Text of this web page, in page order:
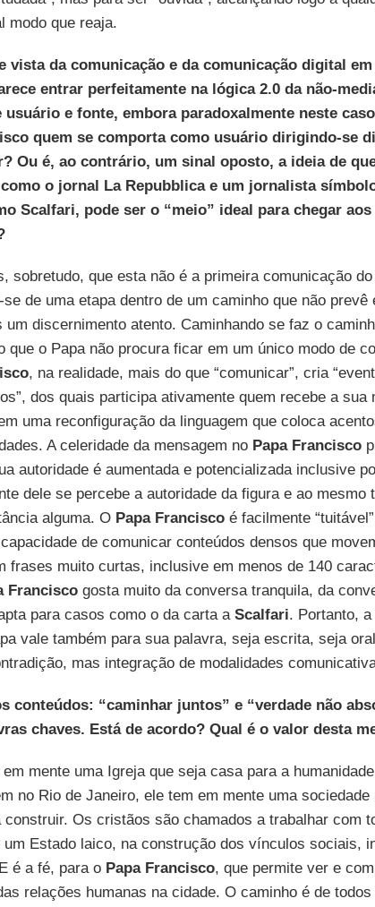
modo que reaja.
vista da comunicação e da comunicação digital
entrar perfeitamente na lógica 2.0 da não-
usuário e fonte, embora paradoxalmente neste
quem se comporta como usuário dirigindo-se
Ou é, ao contrário, um sinal oposto, a ideia de
o jornal La Repubblica e um jornalista
Scalfari, pode ser o “meio” ideal para chegar
sobretudo, que esta não é a primeira comunicação
se de uma etapa dentro de um caminho que não prevê
um discernimento atento. Caminhando se faz o
que o Papa não procura ficar em um único modo de
, na realidade, mais do que “comunicar”, cria
dos quais participa ativamente quem recebe a sua
uma reconfiguração da linguagem que coloca
A celeridade da mensagem no Papa Francisco
autoridade é aumentada e potencializada inclusive
dele se percebe a autoridade da figura e ao mesmo
alguma. O Papa Franciscoé facilmente
de comunicar conteúdos densos que
frases muito curtas, inclusive em menos de 140
Franciscogosta muito da conversa tranquila, da
para casos como o da carta a Scalfari. Portanto,
vale também para sua palavra, seja escrita, seja
mas integração de modalidades
conteúdos: “caminhar juntos” e “verdade não
chaves. Está de acordo? Qual é o valor desta
mente uma Igreja que seja casa para a
no Rio de Janeiro, ele tem em mente uma
construir. Os cristãos são chamados a trabalhar com
um Estado laico, na construção dos vínculos sociais,
é a fé, para o Papa Francisco, que permite ver e
relações humanas na cidade. O caminho é de